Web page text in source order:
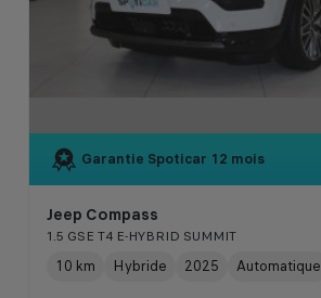
Garantie Spoticar 12 mois
Jeep Compass
1.5 GSE T4 E-HYBRID SUMMIT
10 km Hybride 2025 Automatique